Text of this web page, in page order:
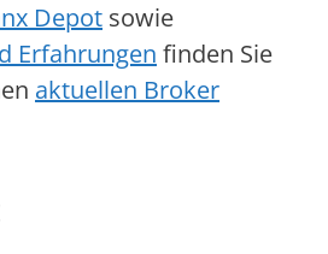
Depot sowie
Erfahrungen finden Sie
aktuellen Broker